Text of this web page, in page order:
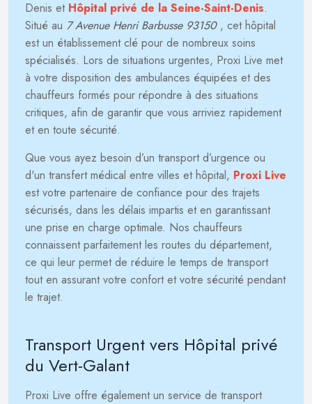
Denis et Hôpital privé de la Seine-Saint-Denis.
Situé au 7 Avenue Henri Barbusse 93150 , cet hôpital
est un établissement clé pour de nombreux soins
spécialisés. Lors de situations urgentes, Proxi Live met
à votre disposition des ambulances équipées et des
chauffeurs formés pour répondre à des situations
critiques, afin de garantir que vous arriviez rapidement
et en toute sécurité.
Que vous ayez besoin d’un transport d’urgence ou
d'un transfert médical entre villes et hôpital, Proxi Live
est votre partenaire de confiance pour des trajets
sécurisés, dans les délais impartis et en garantissant
une prise en charge optimale. Nos chauffeurs
connaissent parfaitement les routes du département,
ce qui leur permet de réduire le temps de transport
tout en assurant votre confort et votre sécurité pendant
le trajet.
Transport Urgent vers Hôpital privé
du Vert-Galant
Proxi Live offre également un service de transport